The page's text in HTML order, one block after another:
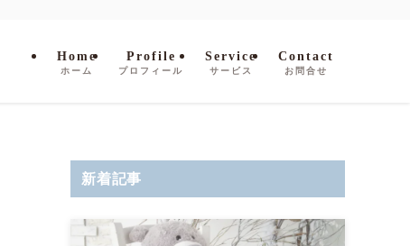
Home
ホーム
Profile
プロフィール
Service
サービス
Contact
お問合せ
新着記事